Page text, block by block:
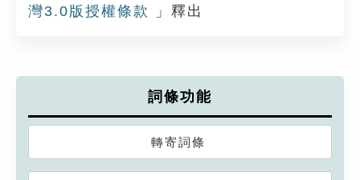
灣3.0版授權條款
」釋出
詞條功能
轉寄詞條